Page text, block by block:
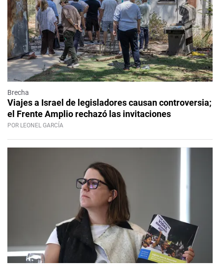
Brecha
Viajes a Israel de legisladores causan controversia;
el Frente Amplio rechazó las invitaciones
POR LEONEL GARCÍA